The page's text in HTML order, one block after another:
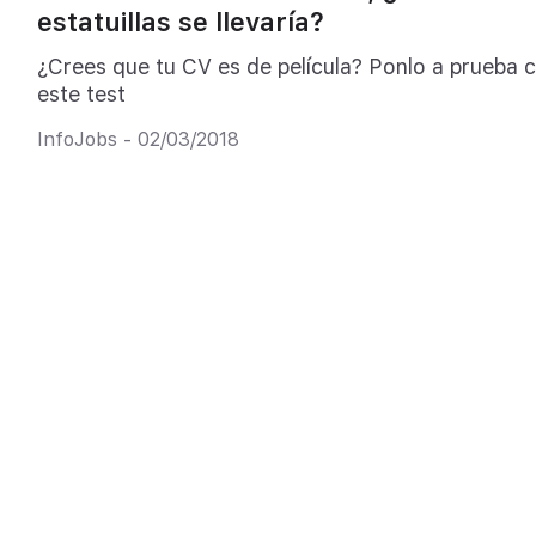
estatuillas se llevaría?
¿Crees que tu CV es de película? Ponlo a prueba
este test
InfoJobs - 02/03/2018